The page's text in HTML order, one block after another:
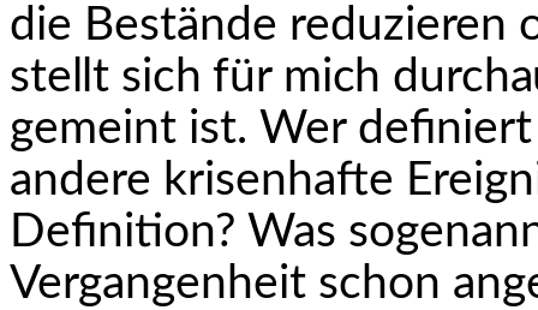
die Bestände redu­zieren
stellt sich für mich
gemeint ist. Wer
andere kri­senhafte
Definition? Was
Vergangenheit schon